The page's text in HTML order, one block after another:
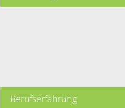
Berufserfahrung